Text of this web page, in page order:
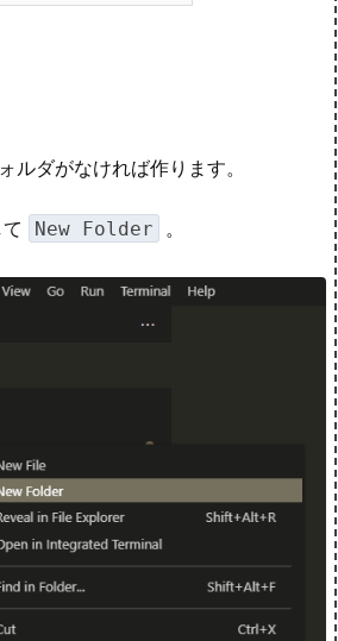
ダがなければ作ります。
New Folder 。